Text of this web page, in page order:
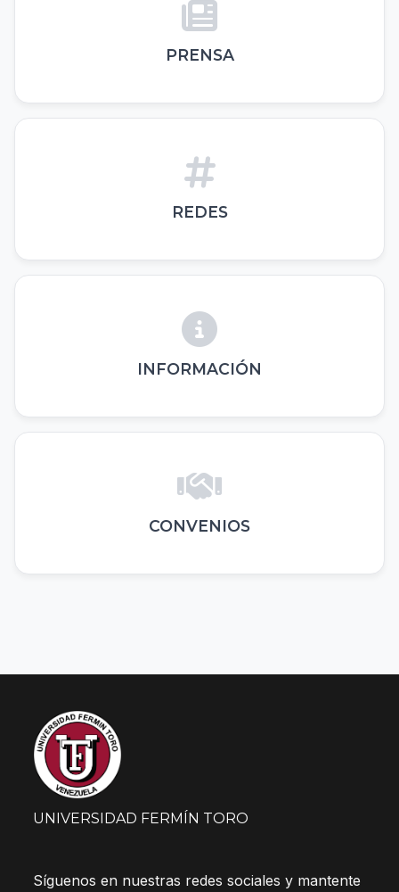
PRENSA
REDES
INFORMACIÓN
CONVENIOS
UNIVERSIDAD FERMÍN TORO
Síguenos en nuestras redes sociales y mantente